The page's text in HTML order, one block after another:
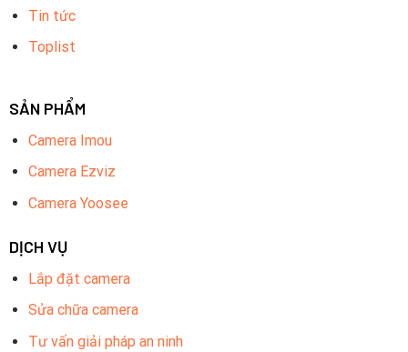
Tin tức
Toplist
SẢN PHẨM
Camera Imou
Camera Ezviz
Camera Yoosee
DỊCH VỤ
Lắp đặt camera
Sửa chữa camera
Tư vấn giải pháp an ninh